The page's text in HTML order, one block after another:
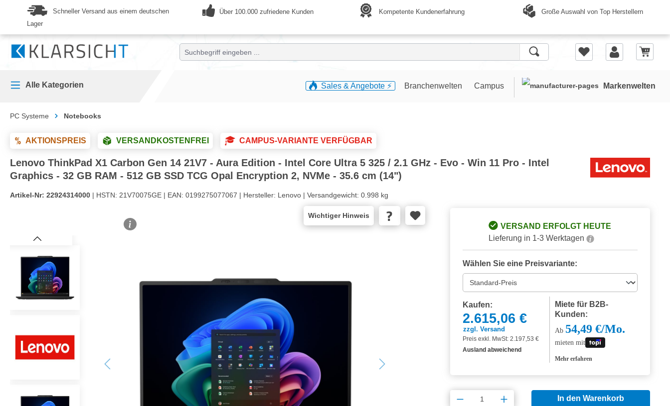
Zur Hauptnavigation springen
Schneller Versand aus einem deutschen
Lager
Über 100.000 zufriedene Kunden Kompetente Kundenerfahrung Große Auswahl von Top Herstellern
Alle Kategorien Sales & Angebote ⚡️ Branchenwelten Campus Markenwelten
PC Systeme Notebooks
AKTIONSPREIS VERSANDKOSTENFREI CAMPUS-VARIANTE VERFÜGBAR
Lenovo ThinkPad X1 Carbon Gen 14 21V7 - Aura Edition - Intel Core Ultra 5 325 / 2.1 GHz - Evo - Win 11 Pro - Intel
Graphics - 32 GB RAM - 512 GB SSD TCG Opal Encryption 2, NVMe - 35.6 cm (14")
Artikel-Nr: 22924314000 | HSTN: 21V70075GE | EAN: 0199275077067 | Hersteller: Lenovo | Versandgewicht: 0.998 kg
Wichtiger Hinweis
Bildergalerie überspringen
VERSAND ERFOLGT HEUTE
Lieferung in 1-3 Werktagen
Wählen Sie eine Preisvariante:
Kaufen:
2.615,06 €
zzgl. Versand
Preis exkl. MwSt: 2.197,53 €
Ausland abweichend
Miete für B2B-
Kunden:
Ab 54,49 €/Mo.
mieten mit
Mehr erfahren
Produkt Anzahl: Gib den gewünschten
In den Warenkorb